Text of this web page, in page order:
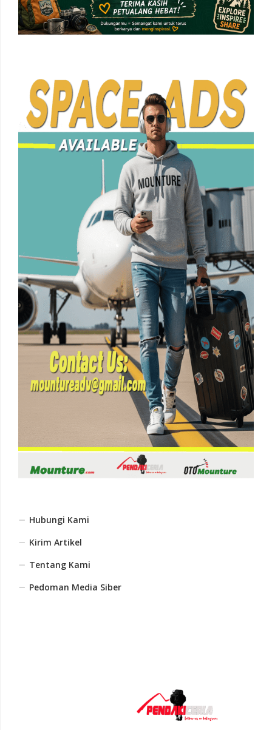
Hubungi Kami
Kirim Artikel
Tentang Kami
Pedoman Media Siber